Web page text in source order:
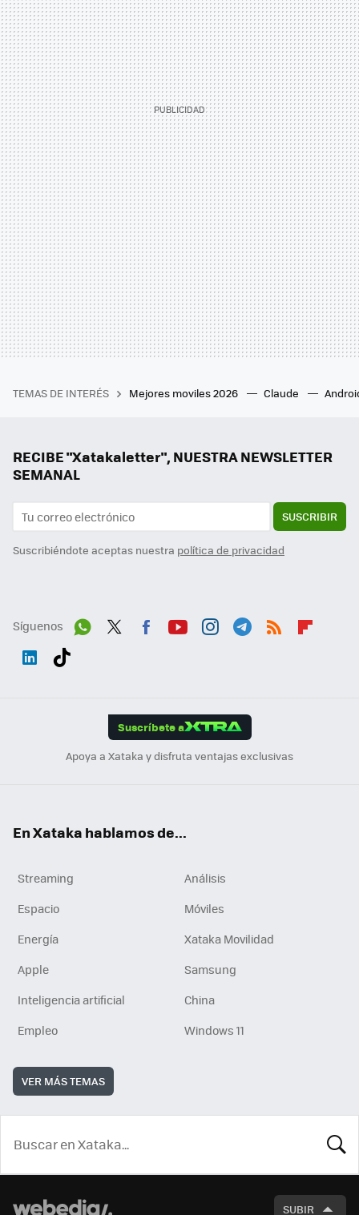
TEMAS DE INTERÉS Mejores moviles 2026 Claude
RECIBE "Xatakaletter", NUESTRA NEWSLETTER
SEMANAL
SUSCRIBIR
Suscribiéndote aceptas nuestra política de privacidad
Síguenos
Suscríbete a
Apoya a Xataka y disfruta ventajas exclusivas
En Xataka hablamos de...
Streaming
Análisis
Espacio
Móviles
Energía
Xataka Movilidad
Apple
Samsung
Inteligencia artificial
China
Empleo
Windows 11
VER MÁS TEMAS
SUBIR